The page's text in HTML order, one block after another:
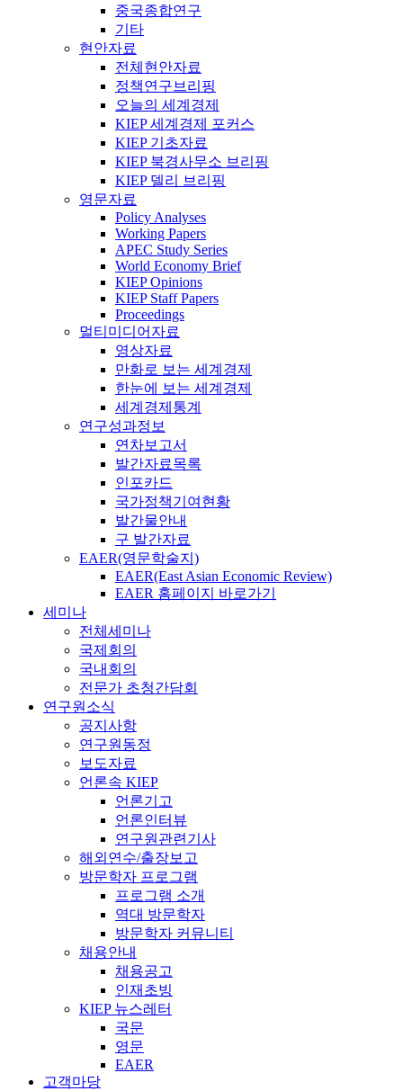
중국종합연구
기타
현안자료
전체현안자료
정책연구브리핑
오늘의 세계경제
KIEP 세계경제 포커스
KIEP 기초자료
KIEP 북경사무소 브리핑
KIEP 델리 브리핑
영문자료
Policy Analyses
Working Papers
APEC Study Series
World Economy Brief
KIEP Opinions
KIEP Staff Papers
Proceedings
멀티미디어자료
영상자료
만화로 보는 세계경제
한눈에 보는 세계경제
세계경제통계
연구성과정보
연차보고서
발간자료목록
인포카드
국가정책기여현황
발간물안내
구 발간자료
EAER(영문학술지)
EAER(East Asian Economic Review)
EAER 홈페이지 바로가기
세미나
전체세미나
국제회의
국내회의
전문가 초청간담회
연구원소식
공지사항
연구원동정
보도자료
언론속 KIEP
언론기고
언론인터뷰
연구원관련기사
해외연수/출장보고
방문학자 프로그램
프로그램 소개
역대 방문학자
방문학자 커뮤니티
채용안내
채용공고
인재초빙
KIEP 뉴스레터
국문
영문
EAER
고객마당